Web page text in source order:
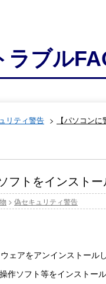
ラブル
リティ警告 >
【パソコン
トをインスト
>偽セキュリティ警告
アをアンインストールし
ソフト等をインストー